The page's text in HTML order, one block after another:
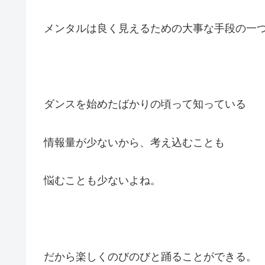
メンタルは良く見えるための大事な手段の一
ダンスを始めたばかりの頃って知っている
情報量が少ないから、考え込むことも
悩むことも少ないよね。
だから楽しくのびのびと踊ることができる。